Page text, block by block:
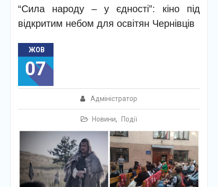
“Сила народу – у єдності”: кіно під
відкритим небом для освітян Чернівців
ЖОВ
07
Адміністратор
Новини, Події